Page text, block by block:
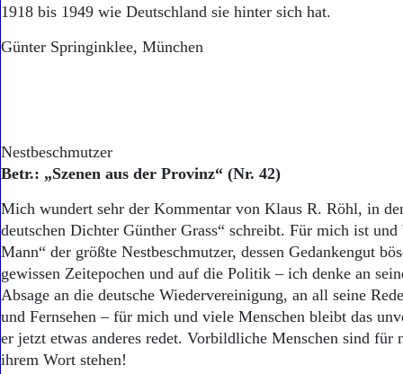
1918 bis 1949 wie Deutschland sie hinter sich hat.
Günter Springinklee, München
Nestbeschmutzer
Betr.: „Szenen aus der Provinz“ (Nr. 42)
Mich wundert sehr der Kommentar von Klaus R. Röhl, in
deutschen Dichter Günther Grass“ schreibt. Für mich ist
Mann“ der größte Nestbeschmutzer, dessen Gedankengut
gewissen Zeitepochen und auf die Politik – ich denke an
Absage an die deutsche Wiedervereinigung, an all seine
und Fernsehen – für mich und viele Menschen bleibt das
er jetzt etwas anderes redet. Vorbildliche Menschen sind für
ihrem Wort stehen!